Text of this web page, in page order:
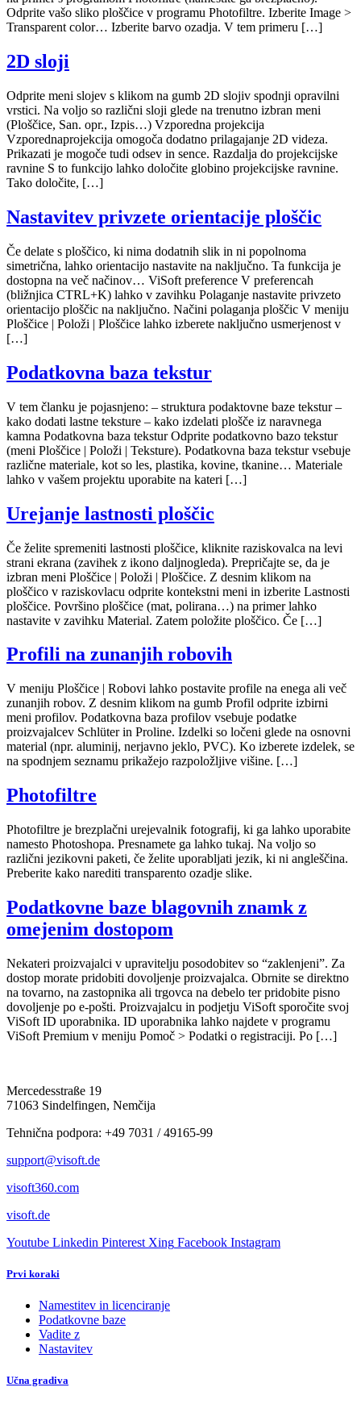
Odprite vašo sliko ploščice v programu Photofiltre. Izberite Image >
Transparent color… Izberite barvo ozadja. V tem primeru […]
2D sloji
Odprite meni slojev s klikom na gumb 2D slojiv spodnji opravilni
vrstici. Na voljo so različni sloji glede na trenutno izbran meni
(Ploščice, San. opr., Izpis…) Vzporedna projekcija
Vzporednaprojekcija omogoča dodatno prilagajanje 2D videza.
Prikazati je mogoče tudi odsev in sence. Razdalja do projekcijske
ravnine S to funkcijo lahko določite globino projekcijske ravnine.
Tako določite, […]
Nastavitev privzete orientacije ploščic
Če delate s ploščico, ki nima dodatnih slik in ni popolnoma
simetrična, lahko orientacijo nastavite na naključno. Ta funkcija je
dostopna na več načinov… ViSoft preference V preferencah
(bližnjica CTRL+K) lahko v zavihku Polaganje nastavite privzeto
orientacijo ploščic na naključno. Načini polaganja ploščic V meniju
Ploščice | Položi | Ploščice lahko izberete naključno usmerjenost v
[…]
Podatkovna baza tekstur
V tem članku je pojasnjeno: – struktura podaktovne baze tekstur –
kako dodati lastne teksture – kako izdelati plošče iz naravnega
kamna Podatkovna baza tekstur Odprite podatkovno bazo tekstur
(meni Ploščice | Položi | Teksture). Podatkovna baza tekstur vsebuje
različne materiale, kot so les, plastika, kovine, tkanine… Materiale
lahko v vašem projektu uporabite na kateri […]
Urejanje lastnosti ploščic
Če želite spremeniti lastnosti ploščice, kliknite raziskovalca na levi
strani ekrana (zavihek z ikono daljnogleda). Prepričajte se, da je
izbran meni Ploščice | Položi | Ploščice. Z desnim klikom na
ploščico v raziskovlacu odprite kontekstni meni in izberite Lastnosti
ploščice. Površino ploščice (mat, polirana…) na primer lahko
nastavite v zavihku Material. Zatem položite ploščico. Če […]
Profili na zunanjih robovih
V meniju Ploščice | Robovi lahko postavite profile na enega ali več
zunanjih robov. Z desnim klikom na gumb Profil odprite izbirni
meni profilov. Podatkovna baza profilov vsebuje podatke
proizvajalcev Schlüter in Proline. Izdelki so ločeni glede na osnovni
material (npr. aluminij, nerjavno jeklo, PVC). Ko izberete izdelek, se
na spodnjem seznamu prikažejo razpoložljive višine. […]
Photofiltre
Photofiltre je brezplačni urejevalnik fotografij, ki ga lahko uporabite
namesto Photoshopa. Presnamete ga lahko tukaj. Na voljo so
različni jezikovni paketi, če želite uporabljati jezik, ki ni angleščina.
Preberite kako narediti transparento ozadje slike.
Podatkovne baze blagovnih znamk z
omejenim dostopom
Nekateri proizvajalci v upravitelju posodobitev so “zaklenjeni”. Za
dostop morate pridobiti dovoljenje proizvajalca. Obrnite se direktno
na tovarno, na zastopnika ali trgovca na debelo ter pridobite pisno
dovoljenje po e-pošti. Proizvajalcu in podjetju ViSoft sporočite svoj
ViSoft ID uporabnika. ID uporabnika lahko najdete v programu
ViSoft Premium v meniju Pomoč > Podatki o registraciji. Po […]
Mercedesstraße 19
71063 Sindelfingen, Nemčija
Tehnična podpora: +49 7031 / 49165-99
support@visoft.de
visoft360.com
visoft.de
Youtube Linkedin Pinterest Xing Facebook Instagram
Prvi koraki
Namestitev in licenciranje
Podatkovne baze
Vadite z
Nastavitev
Učna gradiva